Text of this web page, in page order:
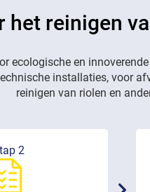
het reinigen
ecologische en
installaties, voor
reinigen van riolen en
2